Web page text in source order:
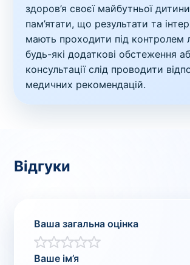
здоров’я своєї майбутньої
пам’ятати, що результати та
мають проходити під контролем
будь-які додаткові обстеження
консультації слід проводити
медичних рекомендацій.
Відгуки
Ваша загальна оцінка
Ваше ім’я